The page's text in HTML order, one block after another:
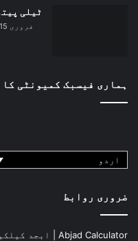
ٹیلی
فروری 15, 2025
ہماری فیسبک کمیونٹی
اردو
ضروری روابط
Abjad Calculator | ابجد کیلکیولیٹر